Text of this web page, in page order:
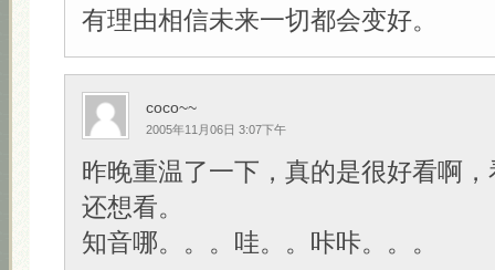
有理由相信未来一切都会变好。
coco~~
2005年11月06日 3:07下午
昨晚重温了一下，真的是很好看啊
还想看。
知音哪。。。哇。。咔咔。。。